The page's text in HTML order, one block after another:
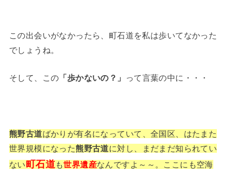
この出会いがなかったら、町石道を私は歩いてなかった
でしょうね。
そして、この 「歩かないの？」 って言葉の中に・・・
熊野古道ばかりが有名になっていて、全国区、はたまた
世界規模になった熊野古道に対し、まだまだ知られてい
ない町石道も世界遺産なんですよ～～。ここにも空海